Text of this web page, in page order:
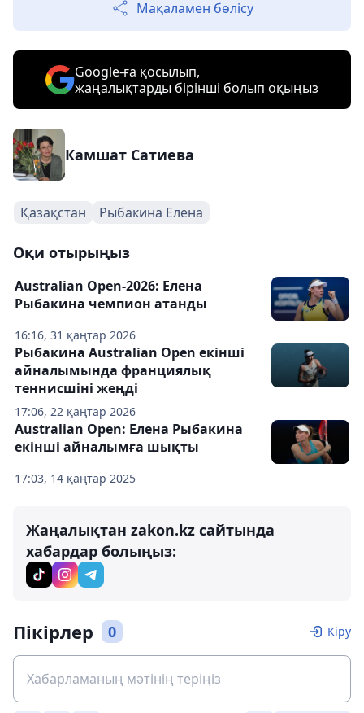
Мақаламен бөлісу
Google-ға қосылып,
жаңалықтарды бірінші болып оқыңыз
Камшат Сатиева
Қазақстан Рыбакина Елена
Оқи отырыңыз
16:16, 31 қаңтар 2026
Australian Open-2026: Елена
Рыбакина чемпион атанды
17:06, 22 қаңтар 2026
Рыбакина Australian Open екінші
айналымында франциялық
теннисшіні жеңді
17:03, 14 қаңтар 2025
Australian Open: Елена Рыбакина
екінші айналымға шықты
Жаңалықтан zakon.kz сайтында
хабардар болыңыз:
Пікірлер 0 Кіру